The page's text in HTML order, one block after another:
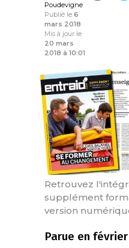
Poudevigne
Publié le 6
mars 2018
Mis à jour le
20 mars
2018 à 10:01
Retrouvez
supplément
version
Parue en